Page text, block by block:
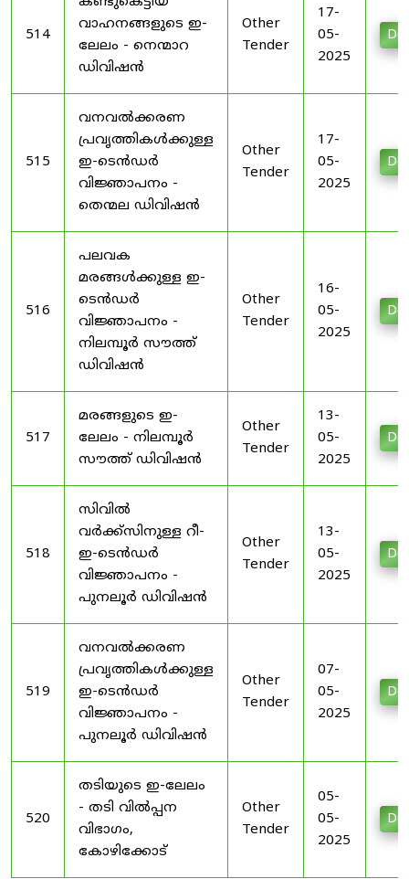
514
വാഹനങ്ങളുടെ ഇ-
ലേലം - നെന്മാറ
ഡിവിഷൻ
Other
Tender
17-
05-
2025
515
വനവൽക്കരണ
പ്രവൃത്തികൾക്കുള്ള
ഇ-ടെൻഡർ
വിജ്ഞാപനം -
തെന്മല ഡിവിഷൻ
Other
Tender
17-
05-
2025
516
പലവക
മരങ്ങൾക്കുള്ള ഇ-
ടെൻഡർ
വിജ്ഞാപനം -
നിലമ്പൂർ സൗത്ത്
ഡിവിഷൻ
Other
Tender
16-
05-
2025
517
മരങ്ങളുടെ ഇ-
ലേലം - നിലമ്പൂർ
സൗത്ത് ഡിവിഷൻ
Other
Tender
13-
05-
2025
518
സിവിൽ
വർക്ക്സിനുള്ള റീ-
ഇ-ടെൻഡർ
വിജ്ഞാപനം -
പുനലൂർ ഡിവിഷൻ
Other
Tender
13-
05-
2025
519
വനവൽക്കരണ
പ്രവൃത്തികൾക്കുള്ള
ഇ-ടെൻഡർ
വിജ്ഞാപനം -
പുനലൂർ ഡിവിഷൻ
Other
Tender
07-
05-
2025
520
തടിയുടെ ഇ-ലേലം
- തടി വിൽപ്പന
വിഭാഗം,
കോഴിക്കോട്
Other
Tender
05-
05-
2025